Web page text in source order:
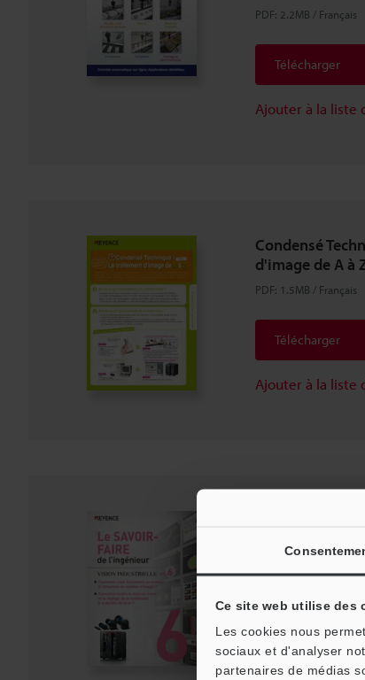
Ce site web utilise des
Les cookies nous
sociaux et d'analyser
partenaires de médias
PDF: 2.2MB / Français
Télécharger
Ajouter à la liste
Condensé
d'image de A à
PDF: 1.5MB / Français
Télécharger
Ajouter à la liste
Télécharger
Ajouter à la liste